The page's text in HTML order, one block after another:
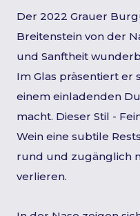
Der 2022 Grauer
Breitenstein von der
und Sanftheit
Im Glas präsentiert
einem einladenden
macht. Dieser Stil -
Wein eine subtile
rund und zugänglich
verlieren.